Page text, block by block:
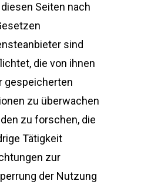
Seiten nach
sind
die von ihnen
gespeicherten
zu überwachen
zu forschen, die
Tätigkeit
zur
der Nutzung